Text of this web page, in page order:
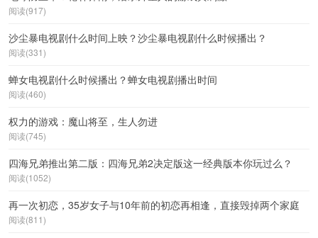
阅读(917)
沙尘暴电视剧什么时间上映？沙尘暴电视剧什么时候播出？
阅读(331)
蝉女电视剧什么时候播出？蝉女电视剧播出时间
阅读(460)
权力的游戏：魔山将至，生人勿进
阅读(745)
四海兄弟推出第二版：四海兄弟2决定版这一经典版本你玩过么？
阅读(1052)
再一次初恋，35岁女子与10年前的初恋再相逢，直接毁掉两个家庭
阅读(811)